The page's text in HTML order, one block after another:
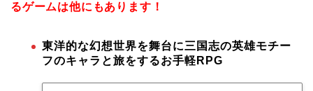
るゲームは他にもあります！
東洋的な幻想世界を舞台に三国志の英雄モチー
フのキャラと旅をするお手軽RPG